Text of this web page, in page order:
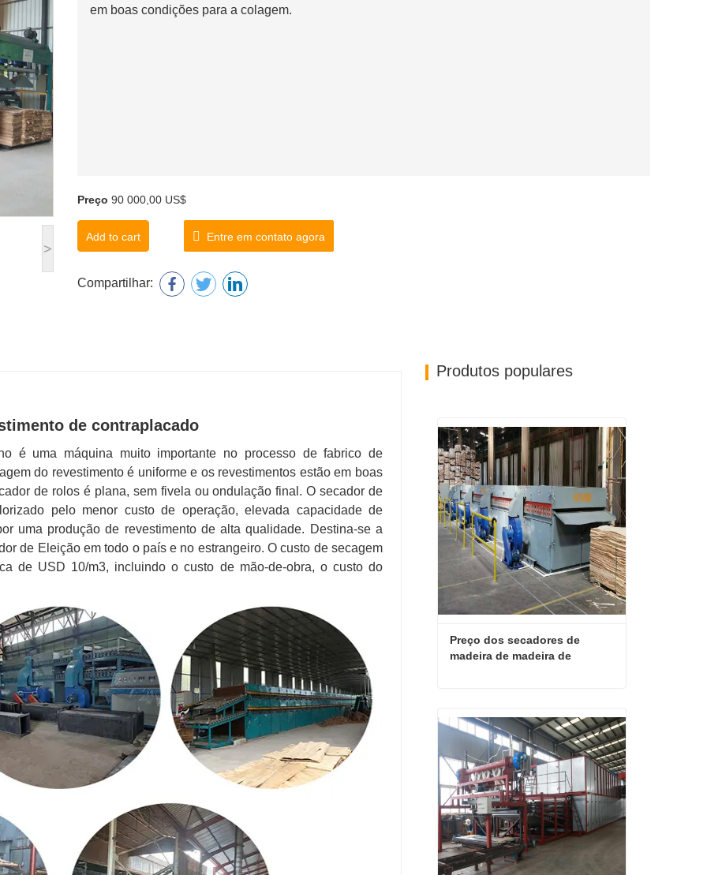
>
em boas condições para a colagem.
Preço 90 000,00 US$
Add to cart Entre em contato agora
Compartilhar:
de contraplacado
é uma máquina muito importante no processo de fabrico de
do revestimento é uniforme e os revestimentos estão em boas
de rolos é plana, sem fivela ou ondulação final. O secador de
pelo menor custo de operação, elevada capacidade de
uma produção de revestimento de alta qualidade. Destina-se a
de Eleição em todo o país e no estrangeiro. O custo de secagem
de USD 10/m3, incluindo o custo de mão-de-obra, o custo do
Produtos populares
Preço dos secadores de
madeira de madeira de
Entre em contato agora